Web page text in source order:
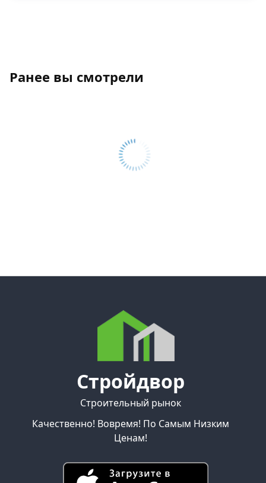
Ранее вы смотрели
Стройдвор
Строительный рынок
Качественно! Вовремя! По Самым Низким
Ценам!